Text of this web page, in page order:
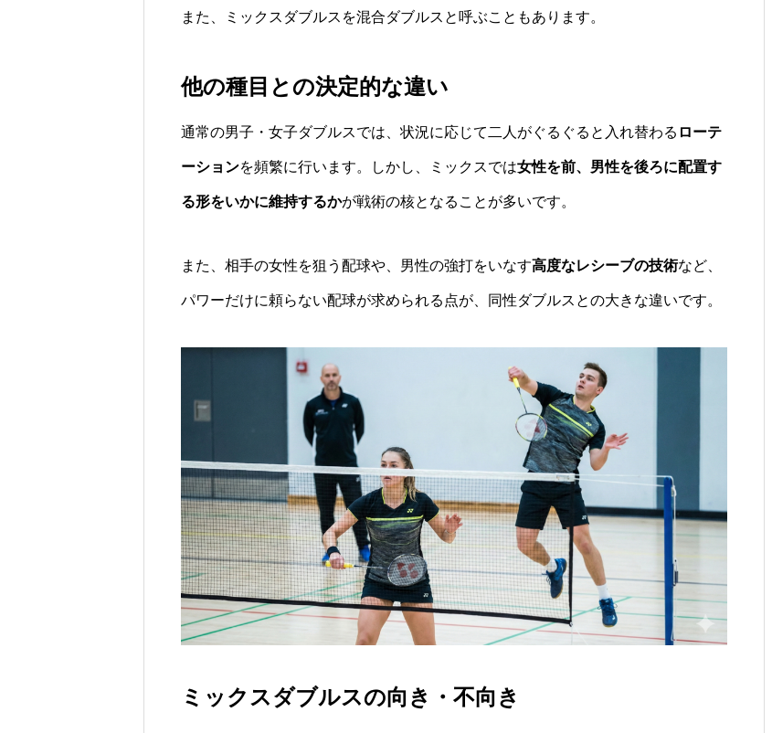
また、ミックスダブルスを混合ダブルスと呼ぶこともあります。
他の種目との決定的な違い
通常の男子・女子ダブルスでは、状況に応じて二人がぐるぐると入れ替わる ローテ
ーションを頻繁に行います。しかし、ミックスでは女性を前、男性を後ろに配置す
る形をいかに維持するかが戦術の核となることが多いです。
また、相手の女性を狙う配球や、男性の強打をいなす高度なレシーブの技術など、
パワーだけに頼らない配球が求められる点が、同性ダブルスとの大きな違いです。
ミックスダブルスの向き・不向き